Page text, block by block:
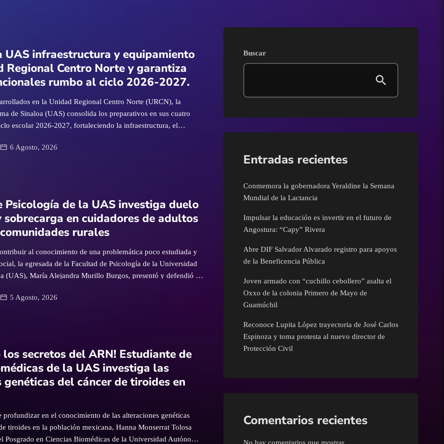
Angostura
Badiraguato
Clima
Congreso del Estado de
Sinaloa
Deportes
Economía
Entretenimiento
Guamúchil
UAS infraestructura y equipamiento
Regional Centro Norte y garantiza
rumbo al ciclo 2026-2027.
en la Unidad Regional Centro Norte (URCN), la
de Sinaloa (UAS) consolida los preparativos en sus cuatro
escolar 2026-2027, fortaleciendo la infraestructura, el
culturales y deportivas en todo el estado. El vicerrector
operativas de cada plantel. “Contamos con el apoyo
mantener en óptimas condiciones el mobiliario escolar, las
y demás instalaciones”, aseveró. Precisó que las labores
de servicios sanitarios, el mejoramiento del alumbrado, […]
6 Agosto, 2026
Psicología de la UAS investiga duelo
en cuidadores de adultos
rurales
al conocimiento de una problemática poco estudiada y
la egresada de la Facultad de Psicología de la Universidad
(UAS), María Alejandra Murillo Burgos, presentó y defendió su
de adultos mayores”, investigación desarrollada con el
presencia de duelo anticipado y sobrecarga emocional en
permitió identificar las condiciones que enfrentan
esta labor, particularmente en contextos rurales, donde el
una práctica predominante. “Esta es una tesis que se
[…]
5 Agosto, 2026
secretos del ARN! Estudiante de
de la UAS investiga las
del cáncer de tiroides en
profundizar en el conocimiento de las alteraciones genéticas
tiroides en la población mexicana, Hanna Monserrat Tolosa
Posgrado en Ciencias Biomédicas de la Universidad Autónoma
Buscar
Entradas recientes
Conmemora la gobernadora Yeraldine la Semana
Mundial de la Lactancia
Impulsar la educación es invertir en el futuro de
Angostura: “Capy” Rivera
Abre DIF Salvador Alvarado registro para apoyos
de la Beneficencia Pública
Joven armado con “cuchillo cebollero” asalta el
Oxxo de la colonia Primero de Mayo de
Guamúchil
Reconoce Lupita López trayectoria de José Carlos
Espinoza y toma protesta al nuevo director de
Protección Civil
Comentarios recientes